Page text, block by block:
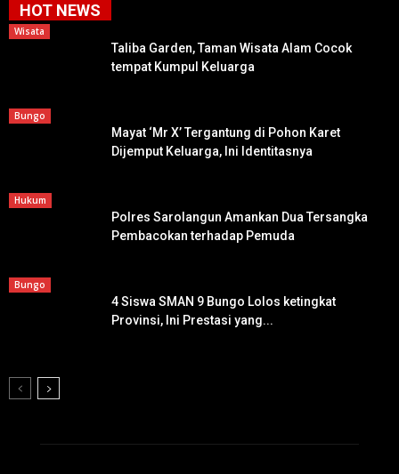
HOT NEWS
Wisata
Taliba Garden, Taman Wisata Alam Cocok
tempat Kumpul Keluarga
Bungo
Mayat ‘Mr X’ Tergantung di Pohon Karet
Dijemput Keluarga, Ini Identitasnya
Hukum
Polres Sarolangun Amankan Dua Tersangka
Pembacokan terhadap Pemuda
Bungo
4 Siswa SMAN 9 Bungo Lolos ketingkat
Provinsi, Ini Prestasi yang...